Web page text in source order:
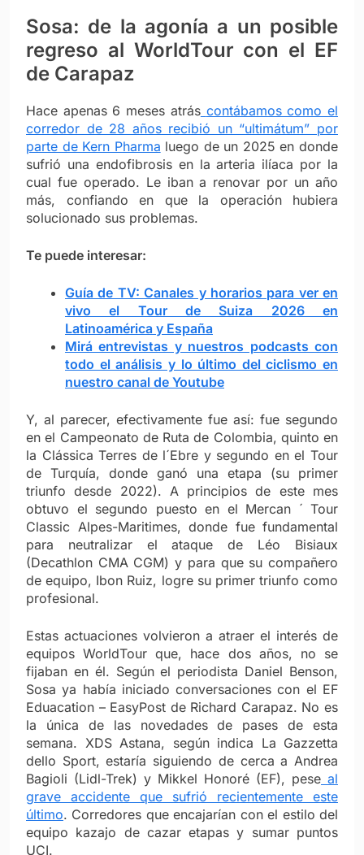
Sosa: de la agonía a un posible
regreso al WorldTour con el EF
de Carapaz
Hace apenas 6 meses atrás contábamos como el
corredor de 28 años recibió un “ultimátum” por
parte de Kern Pharma luego de un 2025 en donde
sufrió una endofibrosis en la arteria ilíaca por la
cual fue operado. Le iban a renovar por un año
más, confiando en que la operación hubiera
solucionado sus problemas.
Te puede interesar:
Guía de TV: Canales y horarios para ver en
vivo el Tour de Suiza 2026 en
Latinoamérica y España
Mirá entrevistas y nuestros podcasts con
todo el análisis y lo último del ciclismo en
nuestro canal de Youtube
Y, al parecer, efectivamente fue así: fue segundo
en el Campeonato de Ruta de Colombia, quinto en
la Clássica Terres de l´Ebre y segundo en el Tour
de Turquía, donde ganó una etapa (su primer
triunfo desde 2022). A principios de este mes
obtuvo el segundo puesto en el Mercan ´ Tour
Classic Alpes-Maritimes, donde fue fundamental
para neutralizar el ataque de Léo Bisiaux
(Decathlon CMA CGM) y para que su compañero
de equipo, Ibon Ruiz, logre su primer triunfo como
profesional.
Estas actuaciones volvieron a atraer el interés de
equipos WorldTour que, hace dos años, no se
fijaban en él. Según el periodista Daniel Benson,
Sosa ya había iniciado conversaciones con el EF
Eduacation – EasyPost de Richard Carapaz. No es
la única de las novedades de pases de esta
semana. XDS Astana, según indica La Gazzetta
dello Sport, estaría siguiendo de cerca a Andrea
Bagioli (Lidl-Trek) y Mikkel Honoré (EF), pese al
grave accidente que sufrió recientemente este
último. Corredores que encajarían con el estilo del
equipo kazajo de cazar etapas y sumar puntos
UCI.